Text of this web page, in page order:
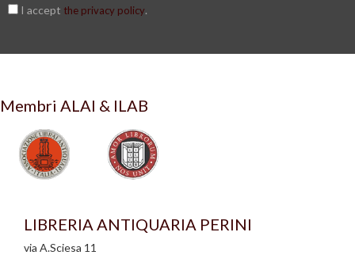
I accept the privacy policy.
Membri ALAI & ILAB
LIBRERIA ANTIQUARIA PERINI
via A.Sciesa 11